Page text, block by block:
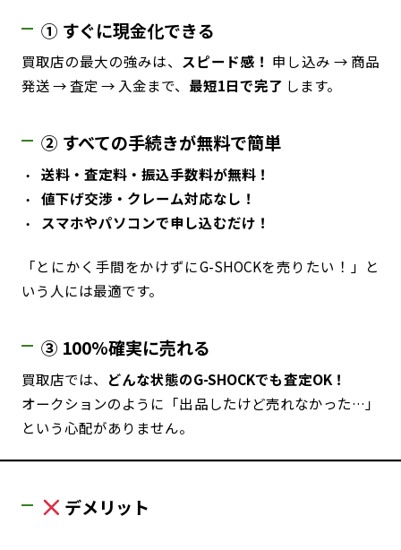
① すぐに現金化できる
買取店の最大の強みは、 スピード感！ 申し込み → 商品
発送 → 査定 → 入金まで、 最短1日で完了 します。
② すべての手続きが無料で簡単
送料・査定料・振込手数料が無料！
値下げ交渉・クレーム対応なし！
スマホやパソコンで申し込むだけ！
「とにかく手間をかけずにG-SHOCKを売りたい！」と
いう人には最適です。
③ 100%確実に売れる
買取店では、 どんな状態のG-SHOCKでも査定OK！
オークションのように「出品したけど売れなかった…」
という心配がありません。
デメリット